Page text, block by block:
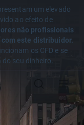
um elevado
ao efeito de
não profissionais
este distribuidor.
os CFD e se
seu dinheiro.